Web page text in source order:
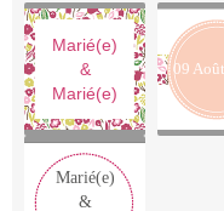
Marié(e)
&
Marié(e)
09 Août
Marié(e)
&